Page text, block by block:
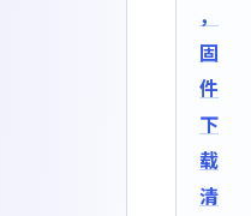
，
固
件
下
载
清